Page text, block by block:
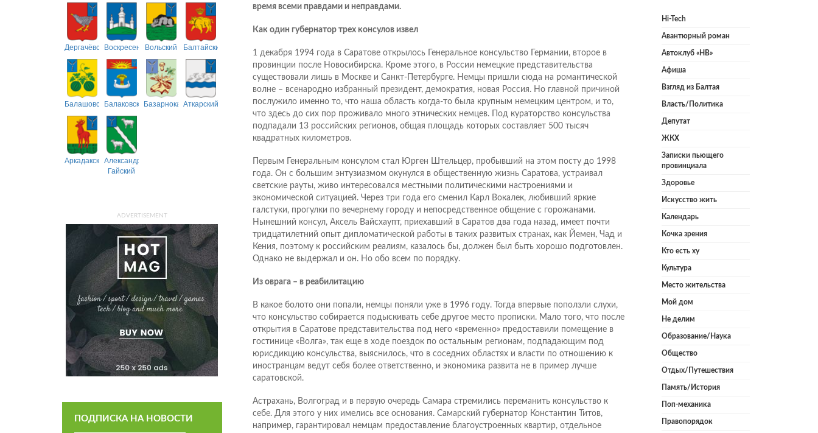
ДергачёвскийВоскресенскийВольский Балтайский
БалашовскийБалаковскийБазарнокарабулакский
Аткарский
АркадакскийАлександрово-
Гайский
ADVERTISEMENT
ПОДПИСКА НА НОВОСТИ
время всеми правдами и неправдами.
Как один губернатор трех консулов извел
1 декабря 1994 года в Саратове открылось Генеральное консульство Германии, второе в
провинции после Новосибирска. Кроме этого, в России немецкие представительства
существовали лишь в Москве и Санкт-Петербурге. Немцы пришли сюда на романтической
волне – всенародно избранный президент, демократия, новая Россия. Но главной причиной
послужило именно то, что наша область когда-то была крупным немецким центром, и то,
что здесь до сих пор проживало много этнических немцев. Под кураторство консульства
подпадали 13 российских регионов, общая площадь которых составляет 500 тысяч
квадратных километров.
Первым Генеральным консулом стал Юрген Штельцер, пробывший на этом посту до 1998
года. Он с большим энтузиазмом окунулся в общественную жизнь Саратова, устраивал
светские рауты, живо интересовался местными политическими настроениями и
экономической ситуацией. Через три года его сменил Карл Вокалек, любивший яркие
галстуки, прогулки по вечернему городу и непосредственное общение с горожанами.
Нынешний консул, Аксель Вайсхаупт, приехавший в Саратов два года назад, имеет почти
тридцатилетний опыт дипломатической работы в таких развитых странах, как Йемен, Чад и
Кения, поэтому к российским реалиям, казалось бы, должен был быть хорошо подготовлен.
Однако не выдержал и он. Но обо всем по порядку.
Из оврага – в реабилитацию
В какое болото они попали, немцы поняли уже в 1996 году. Тогда впервые поползли слухи,
что консульство собирается подыскивать себе другое место прописки. Мало того, что после
открытия в Саратове представительства под него «временно» предоставили помещение в
гостинице «Волга», так еще в ходе поездок по остальным регионам, подпадающим под
юрисдикцию консульства, выяснилось, что в соседних областях и власти по отношению к
иностранцам ведут себя более ответственно, и экономика развита не в пример лучше
саратовской.
Астрахань, Волгоград и в первую очередь Самара стремились переманить консульство к
себе. Для этого у них имелись все основания. Самарский губернатор Константин Титов,
например, гарантировал немцам предоставление благоустроенных квартир, отдельное
Hi-Tech
Авантюрный роман
Автоклуб «НВ»
Афиша
Взгляд из Балтая
Власть/Политика
Депутат
ЖКХ
Записки пьющего
провинциала
Здоровье
Искусство жить
Календарь
Кочка зрения
Кто есть ху
Культура
Место жительства
Мой дом
Не делим
Образование/Наука
Общество
Отдых/Путешествия
Память/История
Поп-механика
Правопорядок